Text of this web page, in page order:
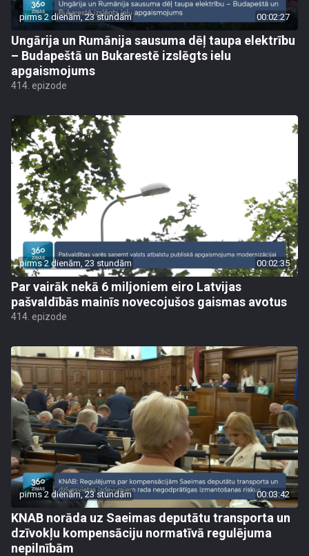
pirms 2 dienām, 23 stundām 00:02:27
Ungārija un Rumānija sausuma dēļ taupa elektrību
– Budapeštā un Bukarestē izslēgts ielu
apgaismojums
414. epizode
pirms 2 dienām, 23 stundām 00:02:35
Par vairāk nekā 6 miljoniem eiro Latvijas
pašvaldībās mainīs novecojušos gaismas avotus
414. epizode
pirms 2 dienām, 23 stundām 00:03:42
KNAB norāda uz Saeimas deputātu transporta un
dzīvokļu kompensāciju normatīvā regulējuma
nepilnībām